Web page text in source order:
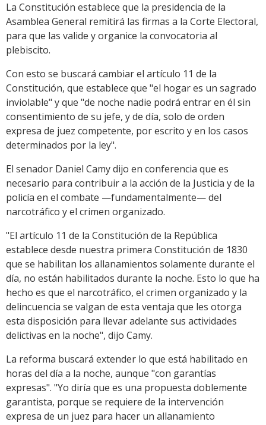
La Constitución establece que la presidencia de la
Asamblea General remitirá las firmas a la Corte Electoral,
para que las valide y organice la convocatoria al
plebiscito.
Con esto se buscará cambiar el artículo 11 de la
Constitución, que establece que "el hogar es un sagrado
inviolable" y que "de noche nadie podrá entrar en él sin
consentimiento de su jefe, y de día, solo de orden
expresa de juez competente, por escrito y en los casos
determinados por la ley".
El senador Daniel Camy dijo en conferencia que es
necesario para contribuir a la acción de la Justicia y de la
policía en el combate —fundamentalmente— del
narcotráfico y el crimen organizado.
"El artículo 11 de la Constitución de la República
establece desde nuestra primera Constitución de 1830
que se habilitan los allanamientos solamente durante el
día, no están habilitados durante la noche. Esto lo que ha
hecho es que el narcotráfico, el crimen organizado y la
delincuencia se valgan de esta ventaja que les otorga
esta disposición para llevar adelante sus actividades
delictivas en la noche", dijo Camy.
La reforma buscará extender lo que está habilitado en
horas del día a la noche, aunque "con garantías
expresas". "Yo diría que es una propuesta doblemente
garantista, porque se requiere de la intervención
expresa de un juez para hacer un allanamiento